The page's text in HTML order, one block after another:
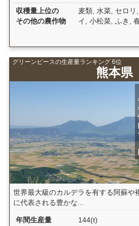
収穫量上位の
その他の農作物
麦類, 水菜, セロリ
イ, 小松菜, ふき,
グリーンピースの生産量ランキング 6位
熊本県
世界最大級のカルデラを有する阿蘇や
に代表される豊かな...
年間生産量
144(t)